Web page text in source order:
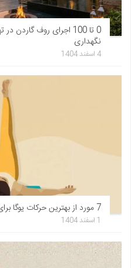
0 تا 100 اجرای روف
نگهداری
4 اسفند 1404
7 مورد از بهترین حرکات یوگا برای تسکین استرس
1 اسفند 1404